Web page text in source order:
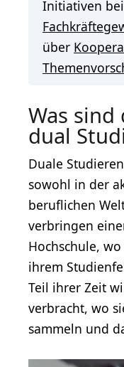
Initiativen
über
Was sind
dual
Duale
sowohl in der
beruflichen
verbringen
Hochschule,
ihrem
Teil ihrer Zeit
verbracht, wo
sammeln und